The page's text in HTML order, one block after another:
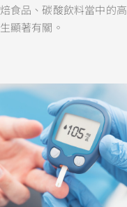
食品、碳酸飲料當中的
顯著有關。